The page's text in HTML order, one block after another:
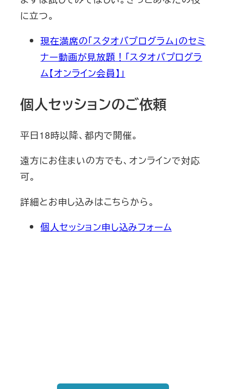
に立つ。
現在満席の「スタオバプログラム」のセミ
ナー動画が見放題！「スタオバプログラ
ム【オンライン会員】」
個人セッションのご依頼
平日18時以降、都内で開催。
遠方にお住まいの方でも、オンラインで対応
可。
詳細とお申し込みはこちらから。
個人セッション申し込みフォーム